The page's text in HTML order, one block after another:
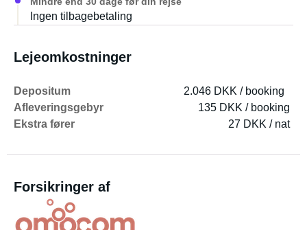
Ingen tilbagebetaling
Lejeomkostninger
Depositum
2.046 DKK / booking
Afleveringsgebyr
135 DKK / booking
Ekstra fører
27 DKK / nat
Forsikringer af